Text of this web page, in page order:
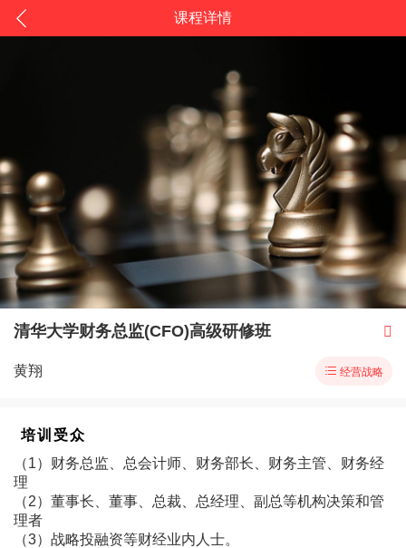
课程详情
清华大学财务总监(CFO)高级研修班 
黄翔  经营战略
培训受众
（1）财务总监、总会计师、财务部长、财务主管、财务经
理
（2）董事长、董事、总裁、总经理、副总等机构决策和管
理者
（3）战略投融资等财经业内人士。